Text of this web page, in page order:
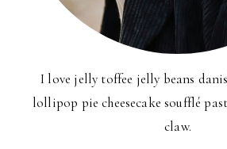
I love jelly toffee jelly beans
lollipop pie cheesecake soufflé
claw.